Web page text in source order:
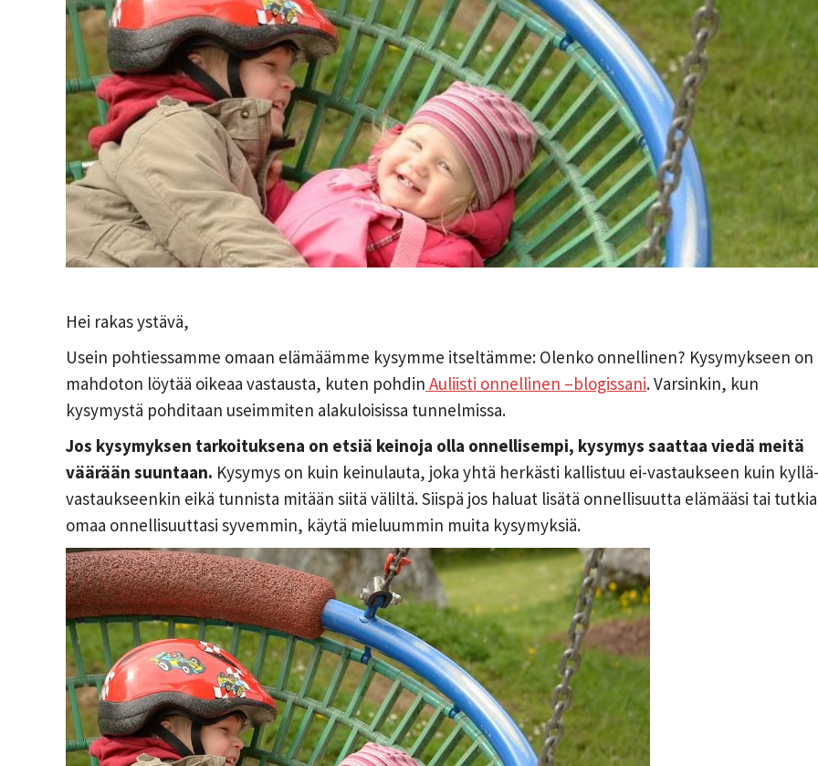
Hei rakas ystävä,
Usein pohtiessamme omaan elämäämme kysymme itseltämme: Olenko onnellinen? Kysymykseen on
mahdoton löytää oikeaa vastausta, kuten pohdin Auliisti onnellinen –blogissani. Varsinkin, kun
kysymystä pohditaan useimmiten alakuloisissa tunnelmissa.
Jos kysymyksen tarkoituksena on etsiä keinoja olla onnellisempi, kysymys saattaa viedä meitä
väärään suuntaan. Kysymys on kuin keinulauta, joka yhtä herkästi kallistuu ei-vastaukseen kuin kyllä-
vastaukseenkin eikä tunnista mitään siitä väliltä. Siispä jos haluat lisätä onnellisuutta elämääsi tai tutkia
omaa onnellisuuttasi syvemmin, käytä mieluummin muita kysymyksiä.